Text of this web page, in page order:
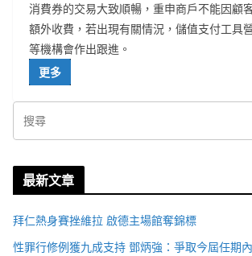
消費券的交易大致順暢，重申商戶不能因顧
額外收費，若出現有關情況，儲值支付工具
等機構會作出跟進。
更多
最新文章
拜仁熱身賽挫維拉 啟德主場館奪錦標
性罪行修例獲九成支持 鄧炳強：爭取今屆任期